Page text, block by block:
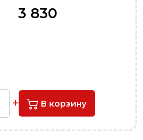
3 830
В корзину